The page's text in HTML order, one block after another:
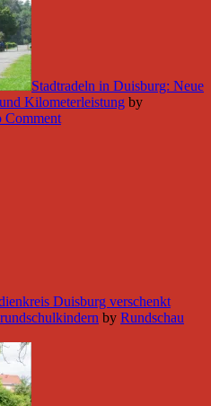
Stadtradeln in Duisburg: Neue
Kilometerleistung by
Comment
Duisburg verschenkt
by Rundschau